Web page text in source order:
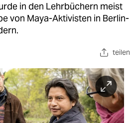
in den Lehrbüchern meist
von Maya-Aktivisten in Berlin-
teilen